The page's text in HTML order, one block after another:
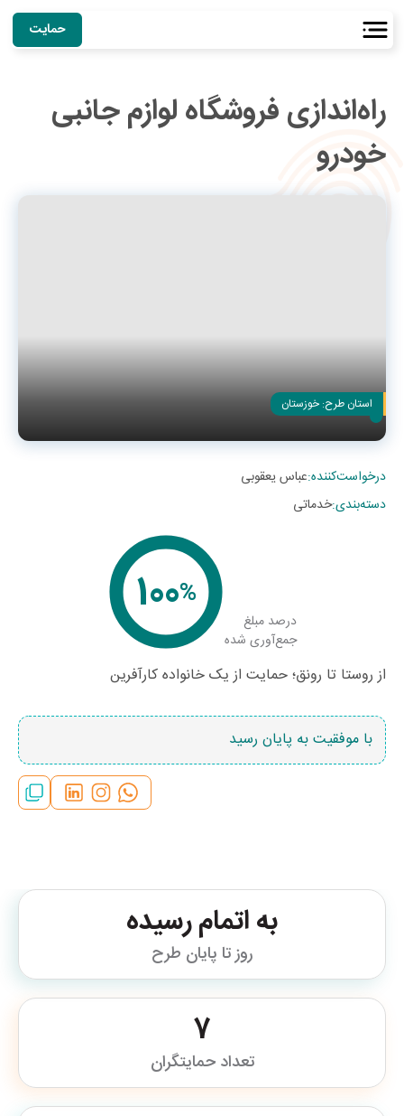
حمایت
راه‌اندازی فروشگاه لوازم جانبی
خودرو
استان طرح: خوزستان
درخواست‌کننده:عباس یعقوبی
دسته‌بندی:خدماتی
درصد مبلغ
جمع‌آوری شده
%
100
از روستا تا رونق؛ حمایت از یک خانواده کارآفرین
با موفقیت به پایان رسید
به اتمام رسیده
روز تا پایان طرح
7
تعداد حمایتگران